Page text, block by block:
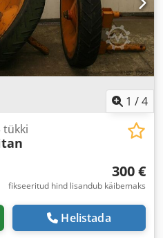
1 /4
tükki
300 €
fikseeritud hind lisandub käibemaks
Helistada